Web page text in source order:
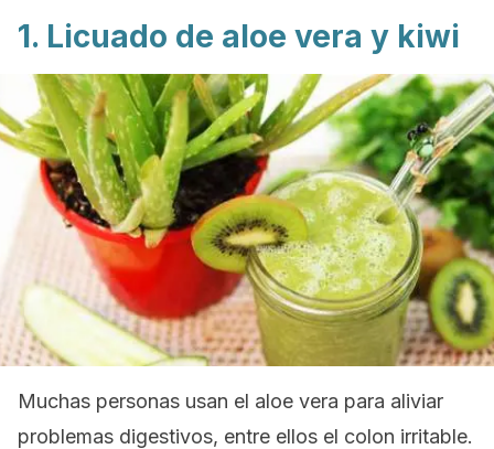
1. Licuado de aloe vera y kiwi
Muchas personas usan el aloe vera para aliviar
problemas digestivos, entre ellos el colon irritable.